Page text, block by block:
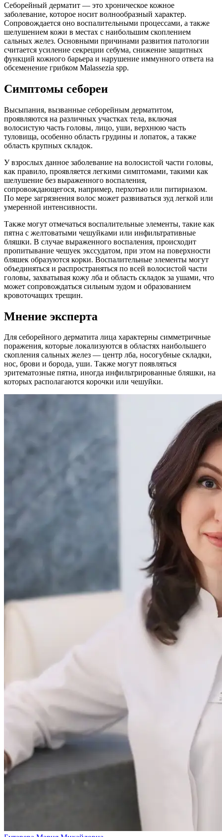
Себорейный дерматит — это хроническое кожное
заболевание, которое носит волнообразный характер.
Сопровождается оно воспалительными процессами, а также
шелушением кожи в местах с наибольшим скоплением
сальных желез. Основными причинами развития патологии
считается усиление секреции себума, снижение защитных
функций кожного барьера и нарушение иммунного ответа на
обсеменение грибком Malassezia spp.
Симптомы себореи
Высыпания, вызванные себорейным дерматитом,
проявляются на различных участках тела, включая
волосистую часть головы, лицо, уши, верхнюю часть
туловища, особенно область грудины и лопаток, а также
область крупных складок.
У взрослых данное заболевание на волосистой части головы,
как правило, проявляется легкими симптомами, такими как
шелушение без выраженного воспаления,
сопровождающегося, например, перхотью или питириазом.
По мере загрязнения волос может развиваться зуд легкой или
умеренной интенсивности.
Также могут отмечаться воспалительные элементы, такие как
пятна с желтоватыми чешуйками или инфильтративные
бляшки. В случае выраженного воспаления, происходит
пропитывание чешуек экссудатом, при этом на поверхности
бляшек образуются корки. Воспалительные элементы могут
объединяться и распространяться по всей волосистой части
головы, захватывая кожу лба и область складок за ушами, что
может сопровождаться сильным зудом и образованием
кровоточащих трещин.
Мнение эксперта
Для себорейного дерматита лица характерны симметричные
поражения, которые локализуются в областях наибольшего
скопления сальных желез — центр лба, носогубные складки,
нос, брови и борода, уши. Также могут появляться
эритематозные пятна, иногда инфильтрированные бляшки, на
которых располагаются корочки или чешуйки.